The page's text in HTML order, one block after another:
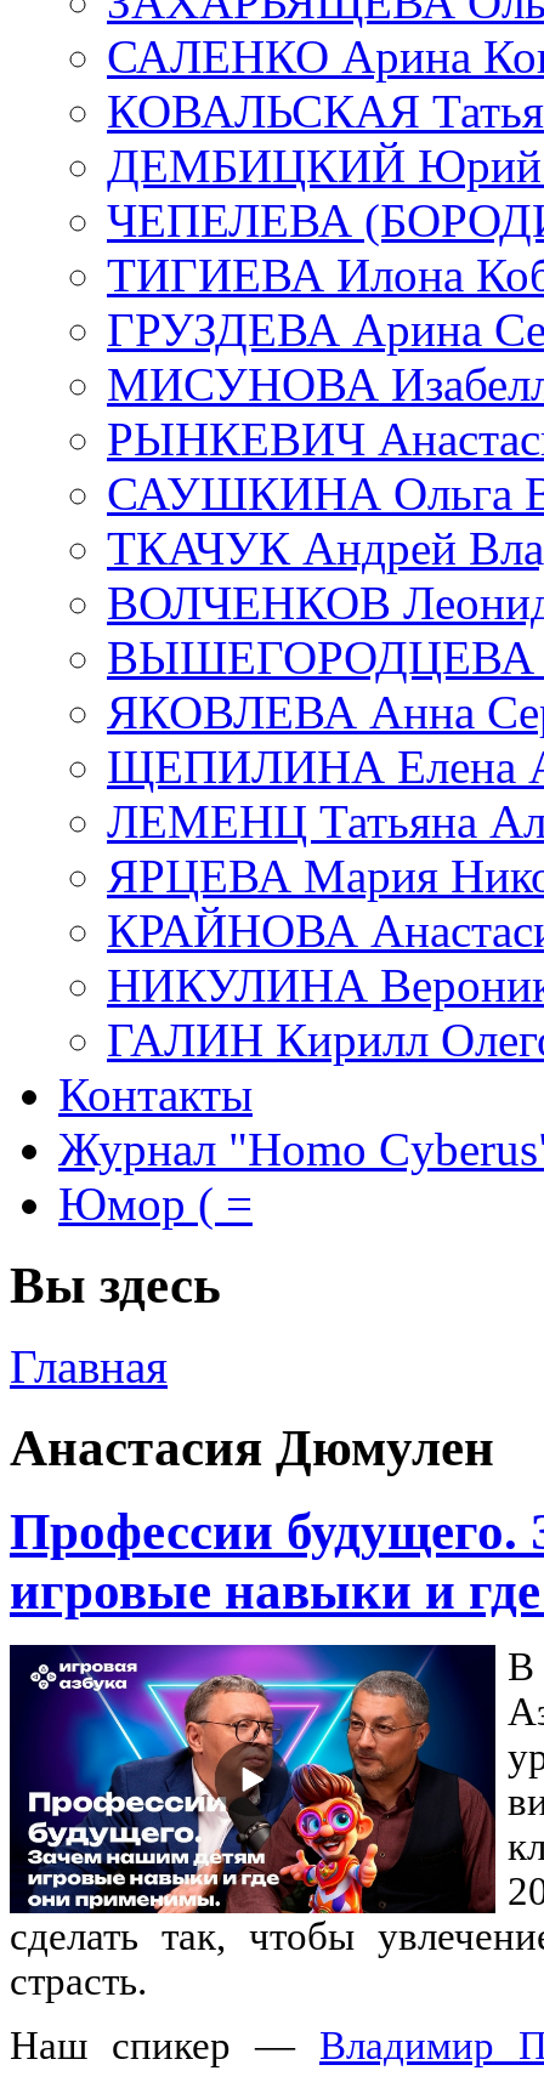
САЛЕНКО Арина
КОВАЛЬСКАЯ
ДЕМБИЦКИЙ Юрий
ЧЕПЕЛЕВА
ТИГИЕВА Илона
ГРУЗДЕВА Арина
МИСУНОВА
РЫНКЕВИЧ
САУШКИНА Ольга
ТКАЧУК Андрей
ВОЛЧЕНКОВ Леонид
ВЫШЕГОРОДЦЕВА
ЯКОВЛЕВА Анна
ЩЕПИЛИНА Елена
ЛЕМЕНЦ Татьяна
ЯРЦЕВА Мария
КРАЙНОВА
НИКУЛИНА
ГАЛИН Кирилл
Контакты
Журнал "Homo
Юмор ( =
Вы здесь
Главная
Анастасия Дюмулен
Профессии
игровые навыки и
В
сделать так, чтобы
страсть.
Наш спикер — Владимир